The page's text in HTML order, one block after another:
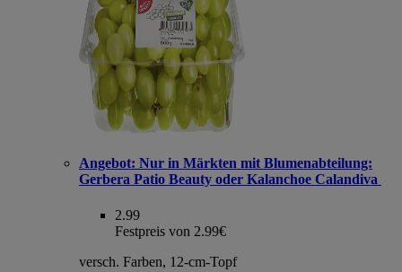
Angebot: Nur in Märkten mit Blumenabteilung:
Gerbera Patio Beauty oder Kalanchoe Calandiva
2.99
Festpreis von 2.99€
versch. Farben, 12-cm-Topf